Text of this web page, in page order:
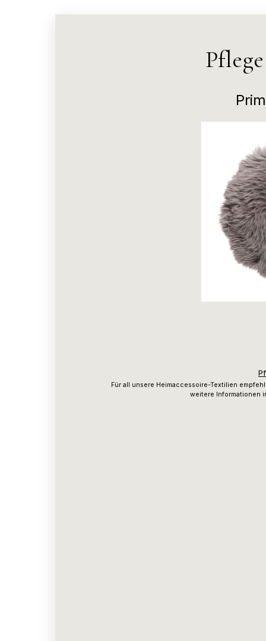
Für all unsere Heimaccessoire-Textilien
weitere Informationen